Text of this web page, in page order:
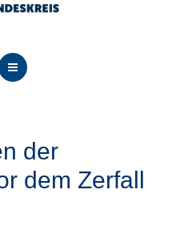
der
dem Zerfall